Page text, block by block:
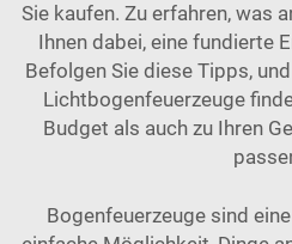
Sie kaufen. Zu erfahren, was
Ihnen dabei, eine fundierte
Befolgen Sie diese Tipps,
Lichtbogenfeuerzeuge
Budget als auch zu Ihren
Bogenfeuerzeuge sind